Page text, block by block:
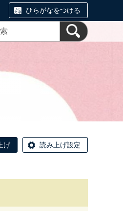
ひらがなをつける
げ 読み上げ設定